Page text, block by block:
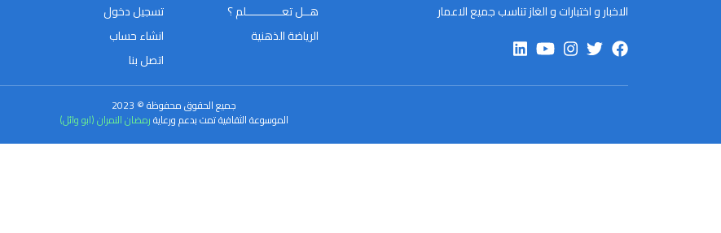
الاخبار و اختبارات و الغاز تناسب جميع الاعمار
هــل تعـــــــــــلم ؟
الرياضة الذهنية
تسجيل دخول
انشاء حساب
اتصل بنا
جميع الحقوق محفوظة © 2023
الموسوعة الثقافية تمت بدعم ورعايةرمضان النمران (ابو وائل)